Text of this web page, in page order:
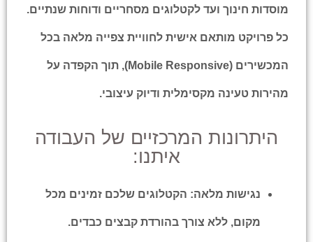
מוסדות חינוך ועד לקטלוגים מסחריים ודוחות שנתיים.
כל פרויקט מותאם אישית לחוויית צפייה מלאה בכל
המכשירים (Mobile Responsive), תוך הקפדה על
מהירות טעינה מקסימלית ודיוק עיצובי.
היתרונות המרכזיים של העבודה
איתנו:
נגישות מלאה: הקטלוגים שלכם זמינים מכל
מקום, ללא צורך בהורדת קבצים כבדים.